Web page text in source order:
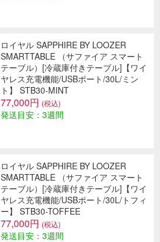
ロイヤル SAPPHIRE BY LOOZER
SMARTTABLE （サファイア スマート
テーブル）[冷蔵庫付きテーブル]【ワイ
ヤレス充電機能/USBポート/30L/ミン
ト】 STB30-MINT
77,000円 (税込)
発送目安：3週間
ロイヤル SAPPHIRE BY LOOZER
SMARTTABLE （サファイア スマート
テーブル）[冷蔵庫付きテーブル]【ワイ
ヤレス充電機能/USBポート/30L/トフィ
ー】 STB30-TOFFEE
77,000円 (税込)
発送目安：3週間